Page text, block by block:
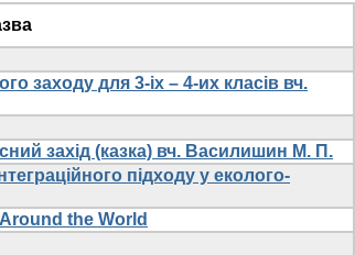
заходу для 3-іх – 4-их класів вч.
захід (казка) вч. Василишин М. П.
підходу у еколого-
the World